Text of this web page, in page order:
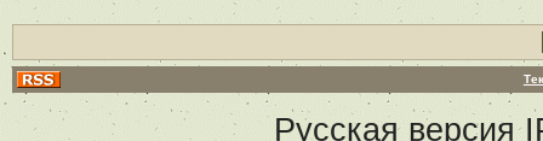
Русская версия